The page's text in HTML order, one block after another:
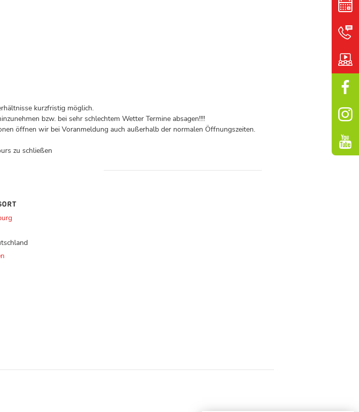
kurzfristig möglich.
bzw. bei sehr schlechtem Wetter Termine absagen!!!!
öffnen wir bei Voranmeldung auch außerhalb der normalen Öffnungszeiten.
zu schließen